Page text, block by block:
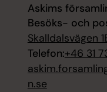
Askims
Besöks- och
Skalldalsvägen
Telefon:+46 31
n.se